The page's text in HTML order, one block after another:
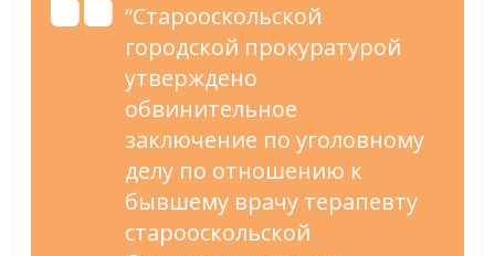
“Старооскольской
городской прокуратурой
утверждено
обвинительное
заключение по уголовному
делу по отношению к
бывшему врачу терапевту
старооскольской